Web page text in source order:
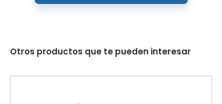
Otros productos que te pueden interesar